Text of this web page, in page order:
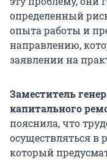
определенный
опыта работы и
направлению,
заявлении на
Заместитель
капитального
пояснила, что
осуществляться в
который